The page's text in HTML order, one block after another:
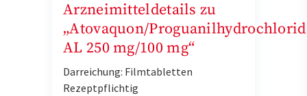
Arzneimitteldetails zu
„Atovaquon/Proguanilhydrochlorid
AL 250 mg/100 mg“
Darreichung: Filmtabletten
Rezeptpflichtig